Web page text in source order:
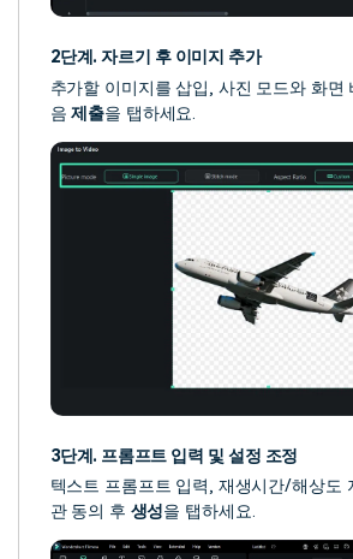
2단계. 자르기 후 이미지 추가
추가할 이미지를 삽입, 사진 모드와 화면
음제출을 탭하세요.
3단계. 프롬프트 입력 및 설정 조정
텍스트 프롬프트 입력, 재생시간/해상도
관 동의 후 생성을 탭하세요.